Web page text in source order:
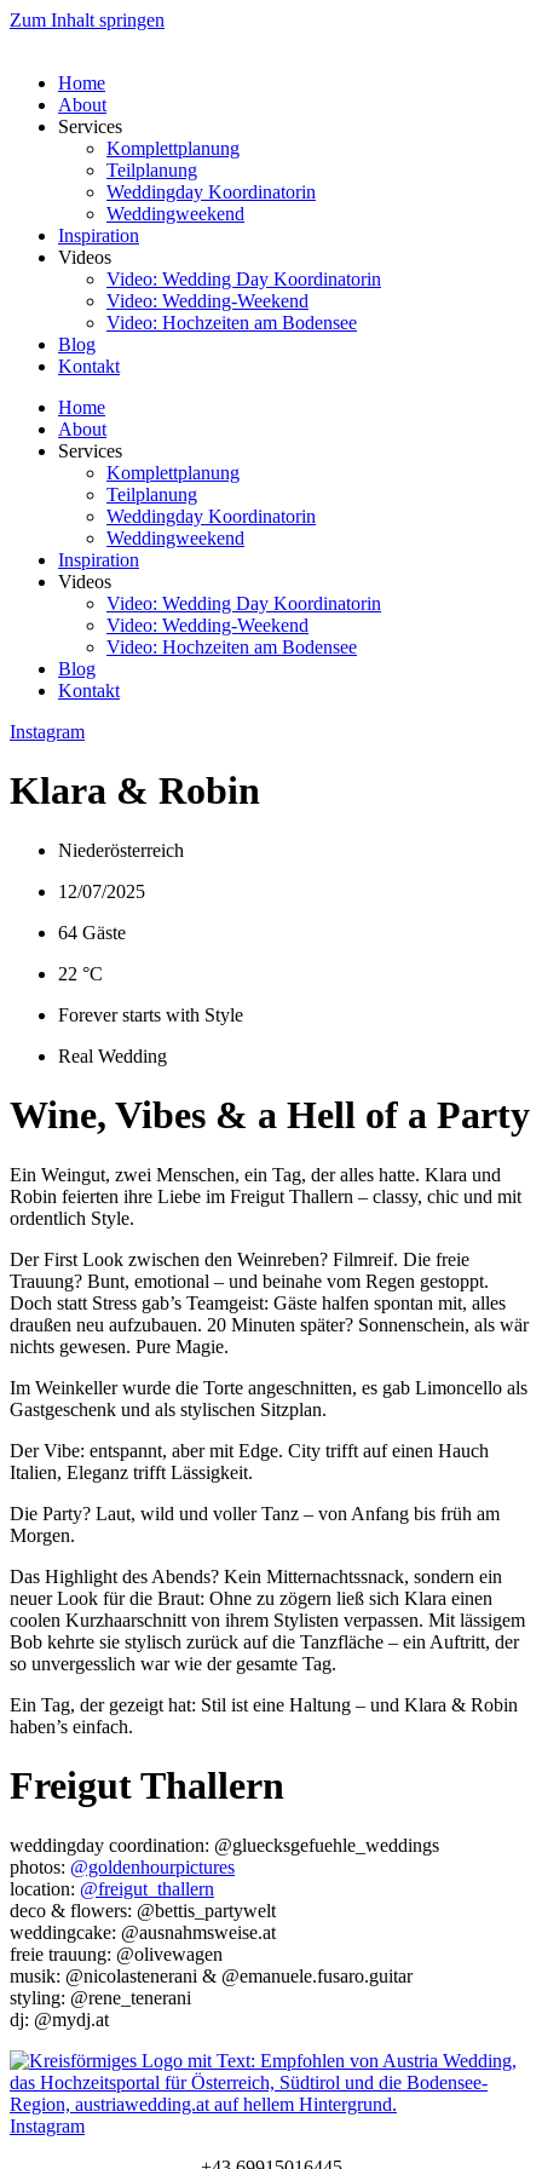
Zum Inhalt springen
Home
About
Services
Komplettplanung
Teilplanung
Weddingday Koordinatorin
Weddingweekend
Inspiration
Videos
Video: Wedding Day Koordinatorin
Video: Wedding-Weekend
Video: Hochzeiten am Bodensee
Blog
Kontakt
Home
About
Services
Komplettplanung
Teilplanung
Weddingday Koordinatorin
Weddingweekend
Inspiration
Videos
Video: Wedding Day Koordinatorin
Video: Wedding-Weekend
Video: Hochzeiten am Bodensee
Blog
Kontakt
Instagram
Klara & Robin
Niederösterreich
12/07/2025
64 Gäste
22 °C
Forever starts with Style
Real Wedding
Wine, Vibes & a Hell of a Party
Ein Weingut, zwei Menschen, ein Tag, der alles hatte. Klara und
Robin feierten ihre Liebe im Freigut Thallern – classy, chic und mit
ordentlich Style.
Der First Look zwischen den Weinreben? Filmreif. Die freie
Trauung? Bunt, emotional – und beinahe vom Regen gestoppt.
Doch statt Stress gab’s Teamgeist: Gäste halfen spontan mit, alles
draußen neu aufzubauen. 20 Minuten später? Sonnenschein, als wär
nichts gewesen. Pure Magie.
Im Weinkeller wurde die Torte angeschnitten, es gab Limoncello als
Gastgeschenk und als stylischen Sitzplan.
Der Vibe: entspannt, aber mit Edge. City trifft auf einen Hauch
Italien, Eleganz trifft Lässigkeit.
Die Party? Laut, wild und voller Tanz – von Anfang bis früh am
Morgen.
Das Highlight des Abends? Kein Mitternachtssnack, sondern ein
neuer Look für die Braut: Ohne zu zögern ließ sich Klara einen
coolen Kurzhaarschnitt von ihrem Stylisten verpassen. Mit lässigem
Bob kehrte sie stylisch zurück auf die Tanzfläche – ein Auftritt, der
so unvergesslich war wie der gesamte Tag.
Ein Tag, der gezeigt hat: Stil ist eine Haltung – und Klara & Robin
haben’s einfach.
Freigut Thallern
weddingday coordination: @gluecksgefuehle_weddings
photos: @goldenhourpictures
location: @freigut_thallern
deco & flowers: @bettis_partywelt
weddingcake: @ausnahmsweise.at
freie trauung: @olivewagen
musik: @nicolastenerani & @emanuele.fusaro.guitar
styling: @rene_tenerani
dj: @mydj.at
Instagram